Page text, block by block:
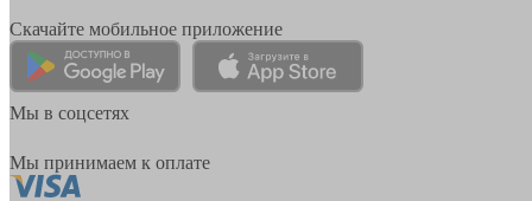
Скачайте мобильное приложение
Мы в соцсетях
Мы принимаем к оплате